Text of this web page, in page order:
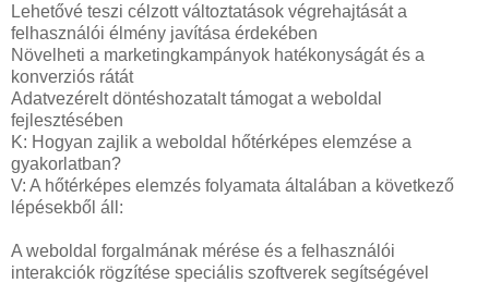
Lehetővé teszi célzott változtatások végrehajtását a
felhasználói élmény javítása érdekében
Növelheti a marketingkampányok hatékonyságát és a
konverziós rátát
Adatvezérelt döntéshozatalt támogat a weboldal
fejlesztésében
K: Hogyan zajlik a weboldal hőtérképes elemzése a
gyakorlatban?
V: A hőtérképes elemzés folyamata általában a következő
lépésekből áll:
A weboldal forgalmának mérése és a felhasználói
interakciók rögzítése speciális szoftverek segítségével